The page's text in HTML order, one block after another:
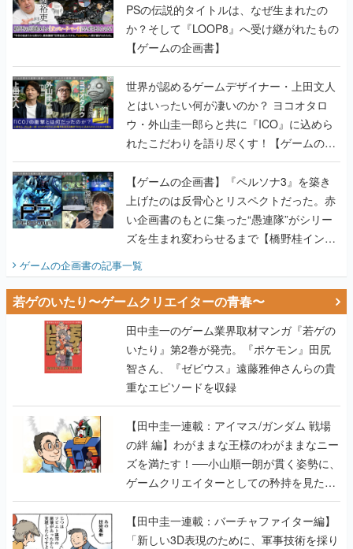
PSの伝説的タイトルは、なぜ生まれたの
か？そして『LOOP8』へ受け継がれたもの
【ゲームの企画書】
世界が認めるゲームデザイナー・上田文人
とはいったい何が凄いのか？ ヨコオタロ
ウ・外山圭一郎らと共に『ICO』に込めら
れたこだわりを語り尽くす！【ゲームの企
画書】
【ゲームの企画書】『ペルソナ3』を築き
上げたのは反骨心とリスペクトだった。赤
い企画書のもとに集った“愚連隊”がシリー
ズを生まれ変わらせるまで【橋野桂インタ
ビュー】
ゲームの企画書の記事一覧
若ゲのいたり〜ゲームクリエイターの青春〜
田中圭一のゲーム業界取材マンガ『若ゲの
いたり』第2巻が発売。『ポケモン』田尻
智さん、『ゼビウス』遠藤雅伸さんらの貴
重なエピソードを収録
【田中圭一連載：アイマス/ガンダム 戦場
の絆 編】わがままな王様のわがままなニー
ズを満たす！──小山順一朗が貫く姿勢に、
ゲームクリエイターとしての矜持を見た
【若ゲのいたり最終回】
【田中圭一連載：バーチャファイター編】
「新しい3D表現のために、軍事技術を採り